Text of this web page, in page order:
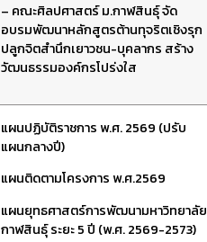
– คณะศิลปศาสตร์ ม.กาฬสินธุ์ จัด
อบรมพัฒนาหลักสูตรต้านทุจริตเชิงรุก
ปลูกจิตสำนึกเยาวชน-บุคลากร สร้าง
วัฒนธรรมองค์กรโปร่งใส
แผนปฏิบัติราชการ พ.ศ. 2569 (ปรับ
แผนกลางปี)
แผนติดตามโครงการ พ.ศ.2569
แผนยุทธศาสตร์การพัฒนามหาวิทยาลัย
กาฬสินธุ์ ระยะ 5 ปี (พ.ศ. 2569-2573)